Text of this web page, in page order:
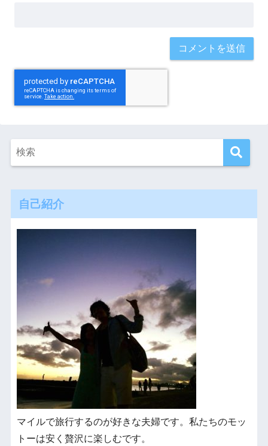
自己紹介
マイルで旅行するのが好きな夫婦です。私たちのモッ
トーは安く贅沢に楽しむです。